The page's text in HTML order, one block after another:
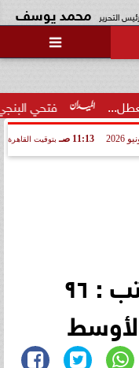
رئيس التحرير محمد يوسف

فتحي البنجي يعلن ترشحه
11:13 صـ بتوقيت القاهرة
عبدالعزيز محسن يكتب : ٩٦